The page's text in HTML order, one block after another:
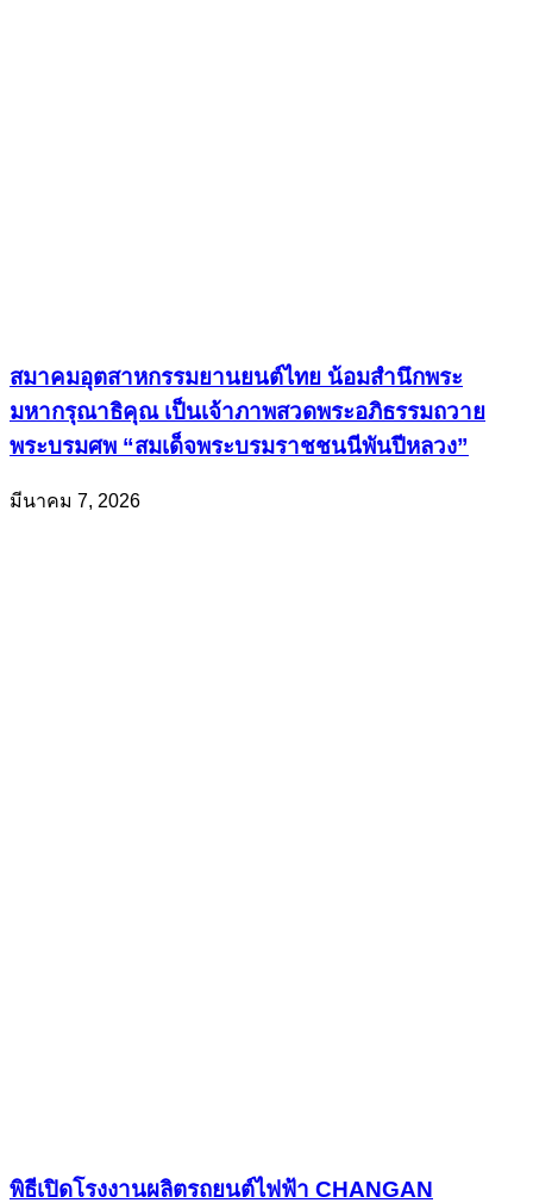
สมาคมอุตสาหกรรมยานยนต์ไทย น้อมสำนึกพระ
มหากรุณาธิคุณ เป็นเจ้าภาพสวดพระอภิธรรมถวาย
พระบรมศพ “สมเด็จพระบรมราชชนนีพันปีหลวง”
มีนาคม 7, 2026
พิธีเปิดโรงงานผลิตรถยนต์ไฟฟ้า CHANGAN